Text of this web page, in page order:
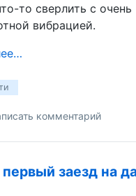
то сверлить с
вибрацией.
комментарий
заезд на